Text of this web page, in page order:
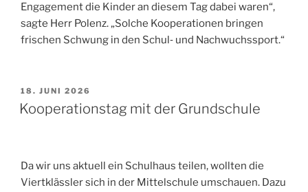
Engagement die Kinder an diesem Tag dabei waren“,
sagte Herr Polenz. „Solche Kooperationen bringen
frischen Schwung in den Schul‑ und Nachwuchssport.“
VERÖFFENTLICHT
AM
18. JUNI 2026
Kooperationstag mit der Grundschule
Da wir uns aktuell ein Schulhaus teilen, wollten die
Viertklässler sich in der Mittelschule umschauen. Dazu